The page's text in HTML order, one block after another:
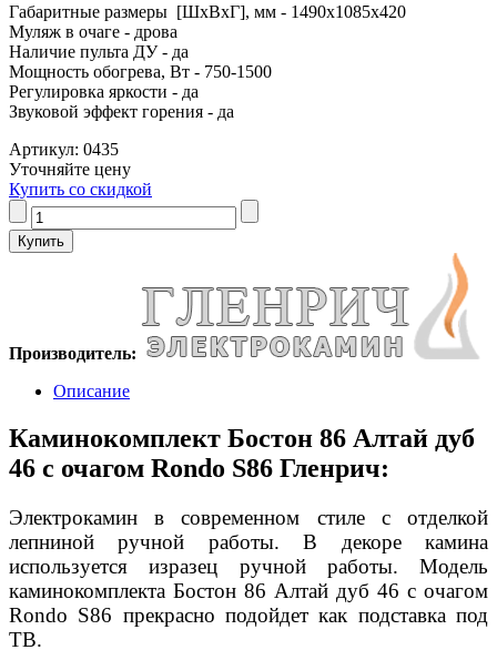
Габаритные размеры [ШxВxГ], мм - 1490x1085x420
Муляж в очаге - дрова
Наличие пульта ДУ - да
Мощность обогрева, Вт - 750-1500
Регулировка яркости - да
Звуковой эффект горения - да
Артикул: 0435
Уточняйте цену
Купить со скидкой
Производитель:
Описание
Каминокомплект Бостон 86 Алтай дуб
46 с очагом Rondo S86 Гленрич:
Электрокамин в современном стиле с отделкой
лепниной ручной работы. В декоре камина
используется изразец ручной работы. Модель
каминокомплекта Бостон 86 Алтай дуб 46 с очагом
Rondo S86 прекрасно подойдет как подставка под
ТВ.